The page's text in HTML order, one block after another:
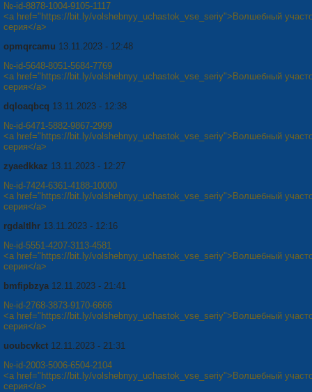
№-id-8878-1004-9105-1117
<a href="https://bit.ly/volshebnyy_uchastok_vse_seriy">Волшебный
серия</a>
opmqrcamu 13.11.2023 - 12:48
№-id-5648-8051-5684-7769
<a href="https://bit.ly/volshebnyy_uchastok_vse_seriy">Волшебный
серия</a>
dqloaqbcq 13.11.2023 - 12:38
№-id-6471-5882-9867-2999
<a href="https://bit.ly/volshebnyy_uchastok_vse_seriy">Волшебный
серия</a>
zyaedkkaz 13.11.2023 - 12:27
№-id-7424-6361-4188-10000
<a href="https://bit.ly/volshebnyy_uchastok_vse_seriy">Волшебный
серия</a>
rgdaltlhr 13.11.2023 - 12:16
№-id-5551-4207-3113-4581
<a href="https://bit.ly/volshebnyy_uchastok_vse_seriy">Волшебный
серия</a>
bmfipbzya 12.11.2023 - 21:41
№-id-2768-3873-9170-6666
<a href="https://bit.ly/volshebnyy_uchastok_vse_seriy">Волшебный
серия</a>
uoubcvkct 12.11.2023 - 21:31
№-id-2003-5006-6504-2104
<a href="https://bit.ly/volshebnyy_uchastok_vse_seriy">Волшебный
серия</a>